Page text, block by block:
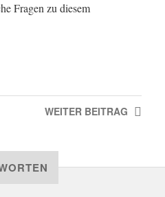
Fragen zu diesem
WEITER BEITRAG